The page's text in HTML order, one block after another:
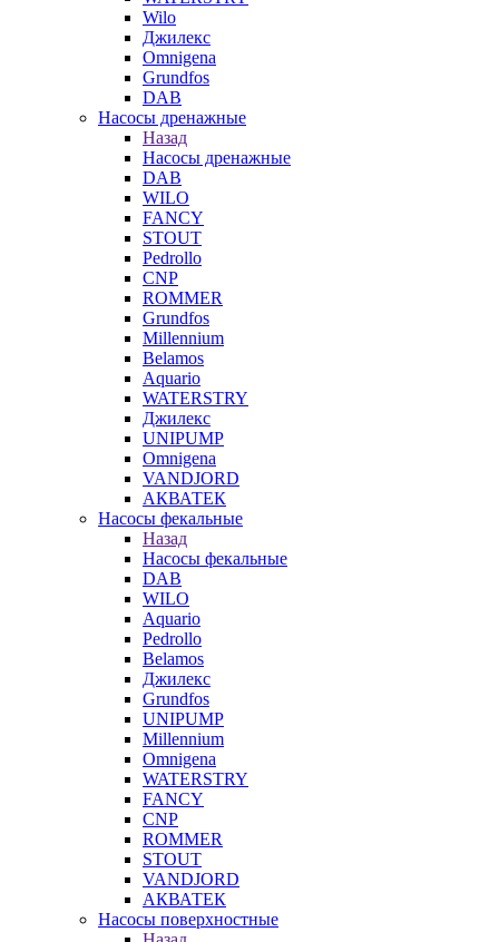
Wilo
Джилекс
Omnigena
Grundfos
DAB
Насосы дренажные
Назад
Насосы дренажные
DAB
WILO
FANCY
STOUT
Pedrollo
CNP
ROMMER
Grundfos
Millennium
Belamos
Aquario
WATERSTRY
Джилекс
UNIPUMP
Omnigena
VANDJORD
АКВАТЕК
Насосы фекальные
Назад
Насосы фекальные
DAB
WILO
Aquario
Pedrollo
Belamos
Джилекс
Grundfos
UNIPUMP
Millennium
Omnigena
WATERSTRY
FANCY
CNP
ROMMER
STOUT
VANDJORD
АКВАТЕК
Насосы поверхностные